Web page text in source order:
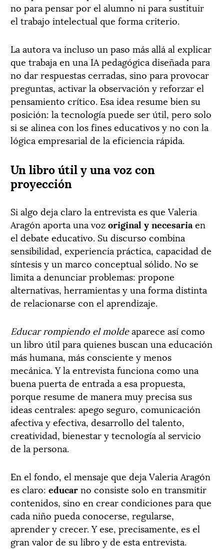
no para pensar por el alumno ni para sustituir
el trabajo intelectual que forma criterio.
La autora va incluso un paso más allá al explicar
que trabaja en una IA pedagógica diseñada para
no dar respuestas cerradas, sino para provocar
preguntas, activar la observación y reforzar el
pensamiento crítico. Esa idea resume bien su
posición: la tecnología puede ser útil, pero solo
si se alinea con los fines educativos y no con la
lógica empresarial de la eficiencia rápida.
Un libro útil y una voz con
proyección
Si algo deja claro la entrevista es que Valeria
Aragón aporta una vozoriginal y necesaria en
el debate educativo. Su discurso combina
sensibilidad, experiencia práctica, capacidad de
síntesis y un marco conceptual sólido. No se
limita a denunciar problemas: propone
alternativas, herramientas y una forma distinta
de relacionarse con el aprendizaje.
Educar rompiendo el moldeaparece así como
un libro útil para quienes buscan una educación
más humana, más consciente y menos
mecánica. Y la entrevista funciona como una
buena puerta de entrada a esa propuesta,
porque resume de manera muy precisa sus
ideas centrales: apego seguro, comunicación
afectiva y efectiva, desarrollo del talento,
creatividad, bienestar y tecnología al servicio
de la persona.
En el fondo, el mensaje que deja Valeria Aragón
es claro: educarno consiste solo en transmitir
contenidos, sino en crear condiciones para que
cada niño pueda conocerse, regularse,
aprender y crecer. Y ese, precisamente, es el
gran valor de su libro y de esta entrevista.